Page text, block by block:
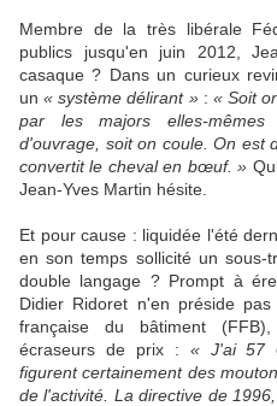
Membre de la très libérale
publics jusqu'en juin 2012,
casaque ? Dans un curieux
un« système délirant »: « Soit
par les majors elles-
d'ouvrage, soit on coule. On est
convertit le cheval en bœuf. »
Jean-Yves Martin hésite.
Et pour cause : liquidée l'été
en son temps sollicité un sous-
double langage ? Prompt à
Didier Ridoret n'en préside
française du bâtiment
écraseurs de prix : « J'ai 57
figurent certainement des
de l'activité. La directive de